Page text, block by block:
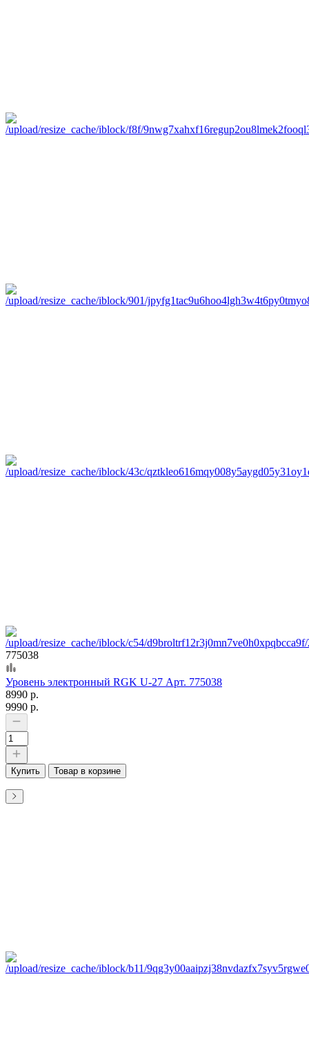
775038
Уровень электронный RGK U-27 Арт. 775038
8990 р.
9990 р.
Купить Товар в корзине